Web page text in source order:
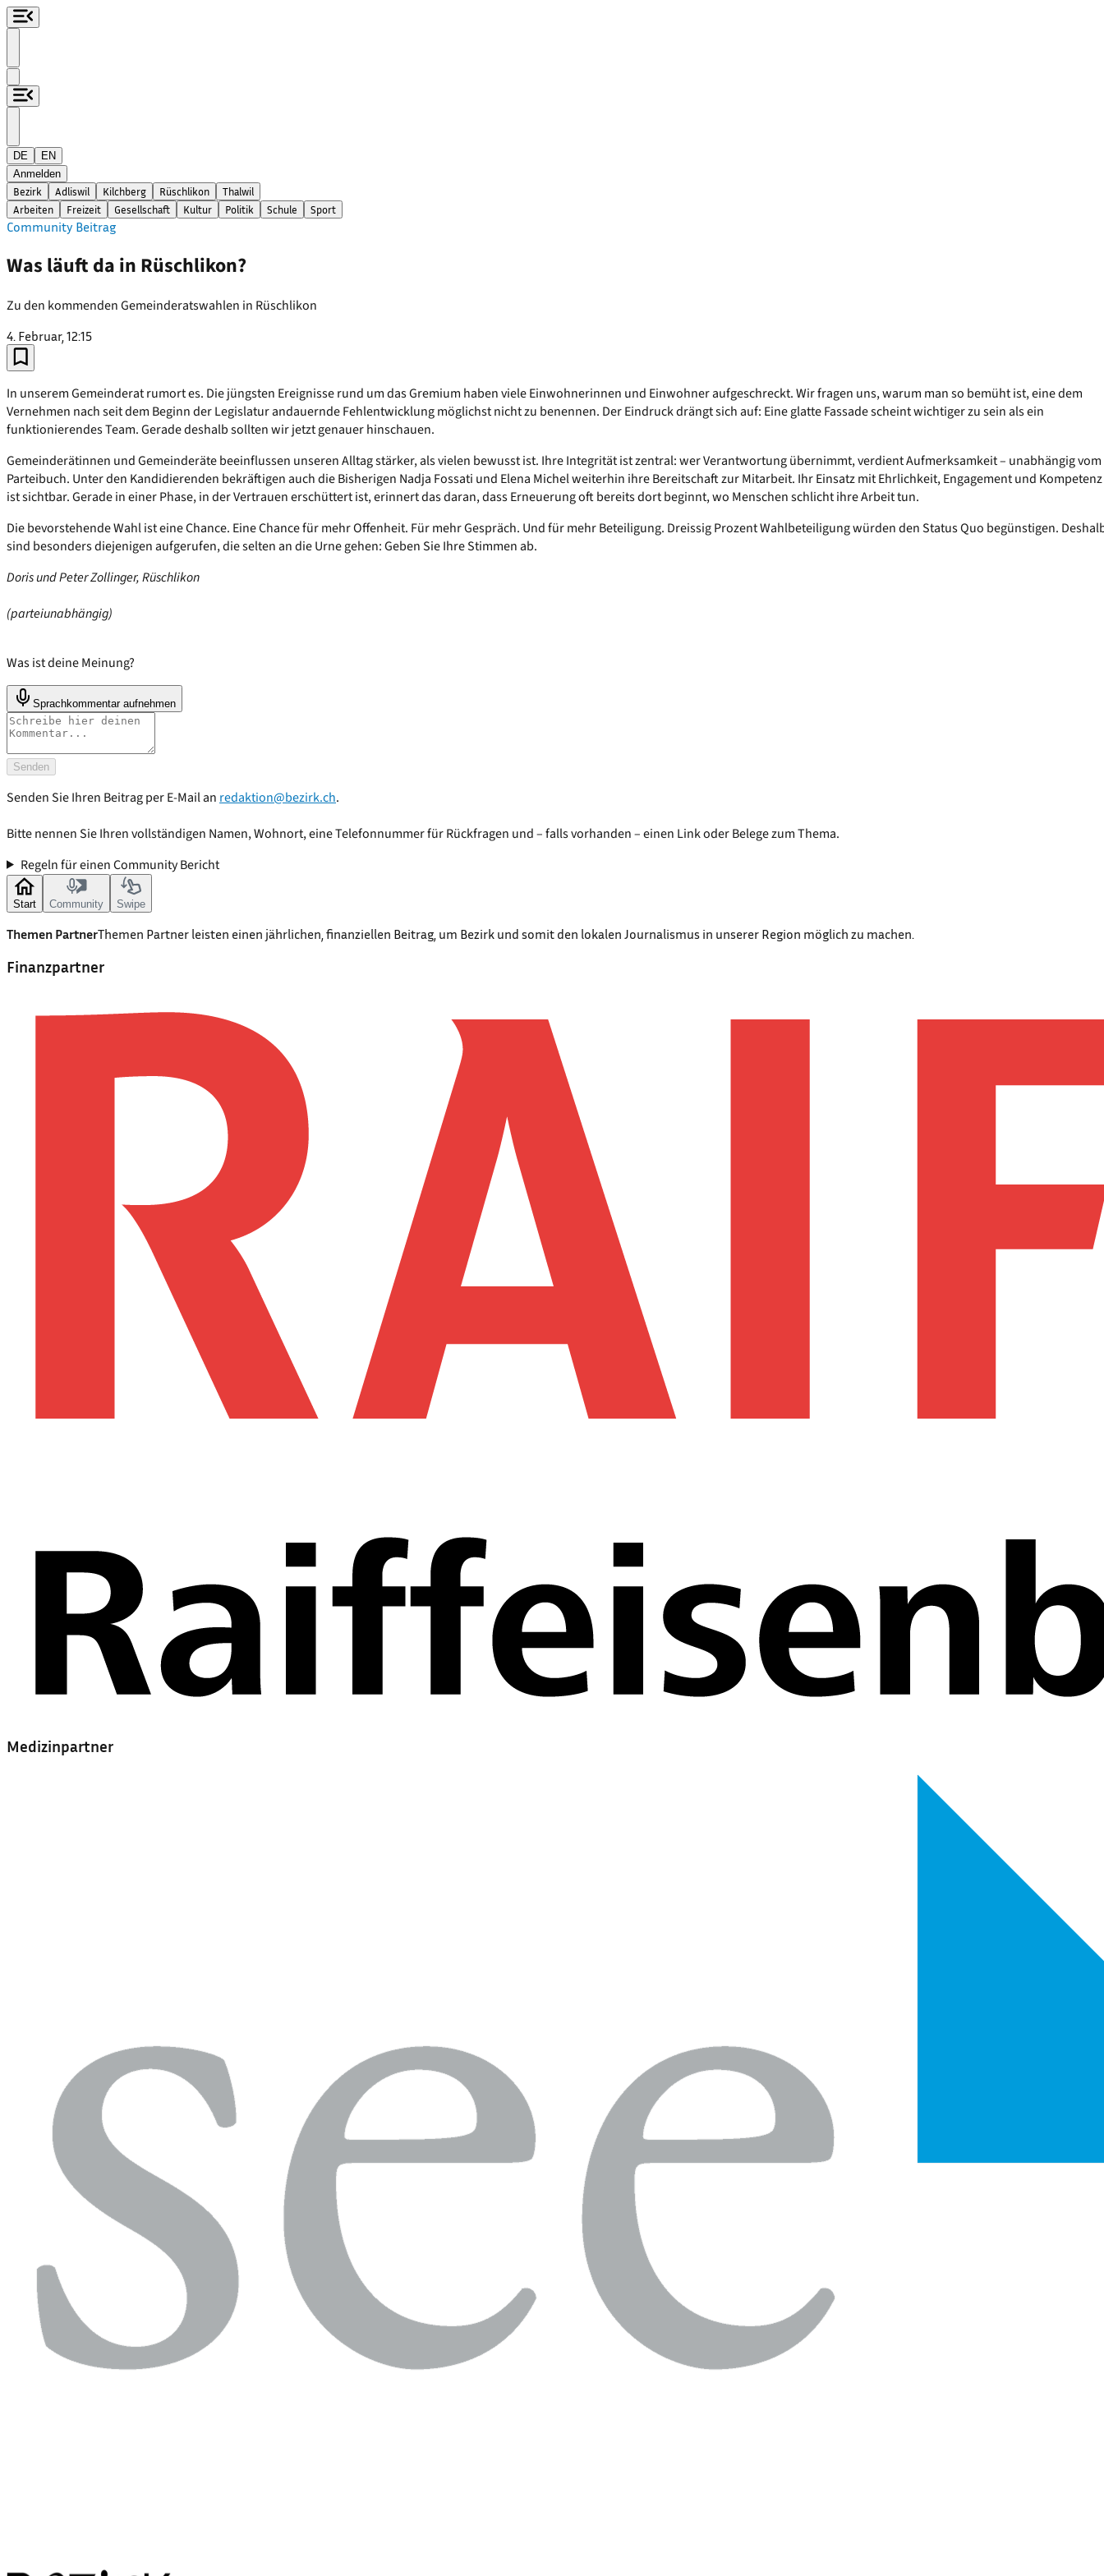
DE
EN
Anmelden
Bezirk Adliswil Kilchberg Rüschlikon
Thalwil
Arbeiten
Freizeit Gesellschaft Kultur Politik Schule Sport
Community Beitrag
Was läuft da in Rüschlikon?
Zu den kommenden Gemeinderatswahlen in Rüschlikon
4. Februar, 12:15
In unserem Gemeinderat rumort es. Die jüngsten Ereignisse rund um das Gremium haben viele Einwohnerinnen und Einwohner aufgeschreckt. Wir fragen uns, warum man so bemüht ist, eine dem
Vernehmen nach seit dem Beginn der Legislatur andauernde Fehlentwicklung möglichst nicht zu benennen. Der Eindruck drängt sich auf: Eine glatte Fassade scheint wichtiger zu sein als ein
funktionierendes Team. Gerade deshalb sollten wir jetzt genauer hinschauen.
Gemeinderätinnen und Gemeinderäte beeinflussen unseren Alltag stärker, als vielen bewusst ist. Ihre Integrität ist zentral: wer Verantwortung übernimmt, verdient Aufmerksamkeit – unabhängig vom
Parteibuch. Unter den Kandidierenden bekräftigen auch die Bisherigen Nadja Fossati und Elena Michel weiterhin ihre Bereitschaft zur Mitarbeit. Ihr Einsatz mit Ehrlichkeit, Engagement und Kompetenz
ist sichtbar. Gerade in einer Phase, in der Vertrauen erschüttert ist, erinnert das daran, dass Erneuerung oft bereits dort beginnt, wo Menschen schlicht ihre Arbeit tun.
Die bevorstehende Wahl ist eine Chance. Eine Chance für mehr Offenheit. Für mehr Gespräch. Und für mehr Beteiligung. Dreissig Prozent Wahlbeteiligung würden den Status Quo begünstigen.
sind besonders diejenigen aufgerufen, die selten an die Urne gehen: Geben Sie Ihre Stimmen ab.
Doris und Peter Zollinger, Rüschlikon
(parteiunabhängig)
Was ist deine Meinung?
Sprachkommentar aufnehmen
Senden
Senden Sie Ihren Beitrag per E-Mail an redaktion@bezirk.ch.
Bitte nennen Sie Ihren vollständigen Namen, Wohnort, eine Telefonnummer für Rückfragen und – falls vorhanden – einen Link oder Belege zum Thema.
Regeln für einen Community Bericht
Start Community Swipe
Themen PartnerThemen Partner leisten einen jährlichen, finanziellen Beitrag, um Bezirk und somit den lokalen Journalismus in unserer Region möglich zu machen.
Finanzpartner
Medizinpartner